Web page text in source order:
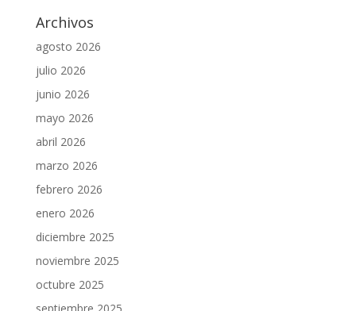
Archivos
agosto 2026
julio 2026
junio 2026
mayo 2026
abril 2026
marzo 2026
febrero 2026
enero 2026
diciembre 2025
noviembre 2025
octubre 2025